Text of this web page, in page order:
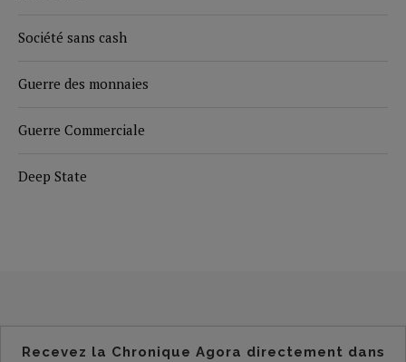
Société sans cash
Guerre des monnaies
Guerre Commerciale
Deep State
Recevez la Chronique Agora directement dans